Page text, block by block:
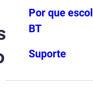
Por que
BT
Suporte
mas o